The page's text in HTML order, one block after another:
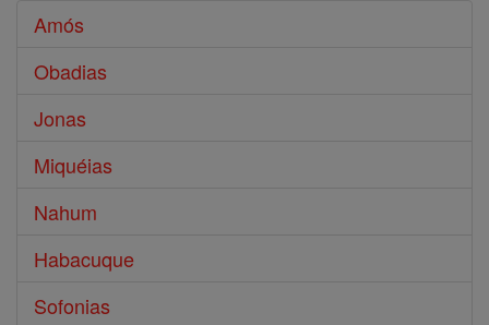
Amós
Obadias
Jonas
Miquéias
Nahum
Habacuque
Sofonias